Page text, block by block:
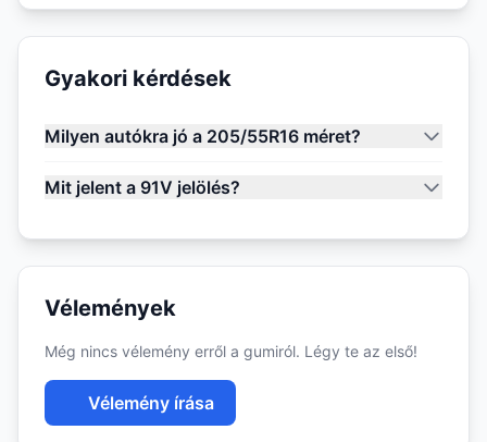
Gyakori kérdések
Milyen autókra jó a 205/55R16 méret?
Mit jelent a 91V jelölés?
Vélemények
Még nincs vélemény erről a gumiról. Légy te az első!
Vélemény írása